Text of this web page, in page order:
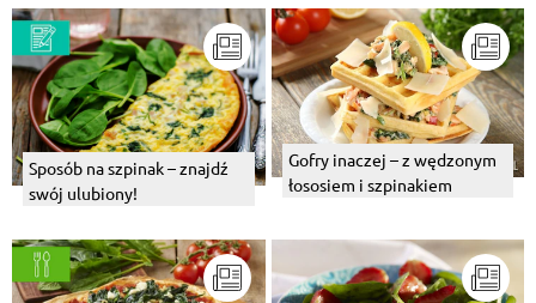
Sposób na szpinak – znajdź
swój ulubiony!
Gofry inaczej – z wędzonym
łososiem i szpinakiem